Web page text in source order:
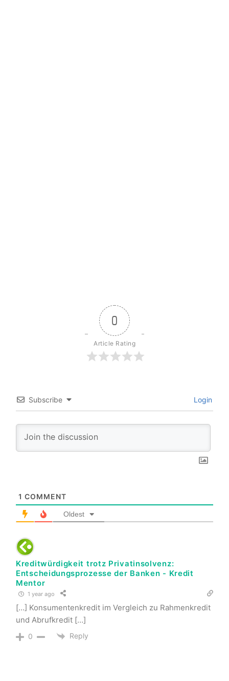
0
Article Rating
Subscribe Login
1 COMMENT
Oldest
Kreditwürdigkeit trotz Privatinsolvenz:
Entscheidungsprozesse der Banken - Kredit
Mentor
1 year ago
[…] Konsumentenkredit im Vergleich zu Rahmenkredit
und Abrufkredit […]
0 Reply